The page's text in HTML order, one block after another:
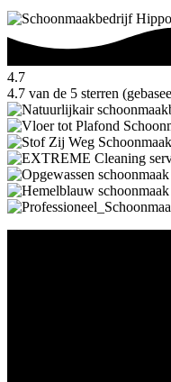
4.7
4.7 van de 5 sterren